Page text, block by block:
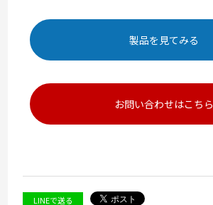
製品を見てみる
お問い合わせはこちら
LINEで送る